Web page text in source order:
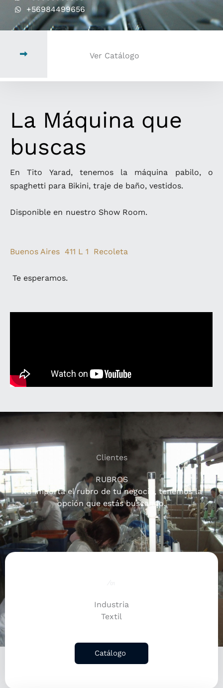
+56984499656
Ver Catálogo
La Máquina que
buscas
En Tito Yarad, tenemos la máquina pabilo, o
spaghetti para Bikini, traje de baño, vestidos.
Disponible en nuestro Show Room.
Buenos Aires 411 L 1 Recoleta
Te esperamos.
Clientes
RUBROS
No importa el rubro de tu negocio, tenemos la
opción que estás buscando.
Industria
Textil
Catálogo